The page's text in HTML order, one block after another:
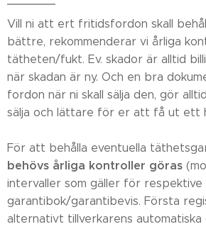
Vill ni att ert fritidsfordon skall
bättre, rekommenderar vi årliga
tätheten/fukt. Ev. skador är alltid
när skadan är ny. Och en bra
fordon när ni skall sälja den, gör
sälja och lättare för er att få ut ett
För att behålla eventuella
behövs årliga kontroller göras
intervaller som gäller för respektive
garantibok/garantibevis. Första
alternativt tillverkarens